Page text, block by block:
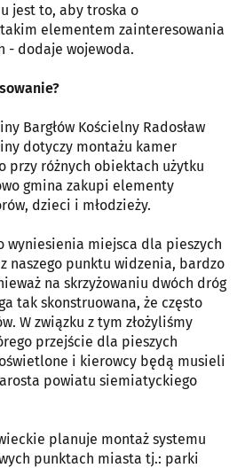
jest to, aby troska o
elementem zainteresowania
- dodaje wojewoda.
Bargłów Kościelny Radosław
dotyczy montażu kamer
przy różnych obiektach użytku
gmina zakupi elementy
dzieci i młodzieży.
wyniesienia miejsca dla pieszych
naszego punktu widzenia, bardzo
na skrzyżowaniu dwóch dróg
tak skonstruowana, że często
W związku z tym złożyliśmy
przejście dla pieszych
i kierowcy będą musieli
powiatu siemiatyckiego
planuje montaż systemu
punktach miasta tj.: parki